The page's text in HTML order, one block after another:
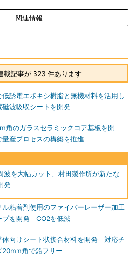
関連情報
載記事が 323 件あります
低誘電エポキシ樹脂と無機材料を活用し
磁波吸収シートを開発
角のガラスセラミックコア基板を開
産プロセスの構築を推進
波を大幅カット、村田製作所が新たな
発
ル粘着剤使用のファイバーレーザー加工
プを開発 CO2を低減
体向けシート状接合材料を開発 対応チ
20mm角で鉛フリー